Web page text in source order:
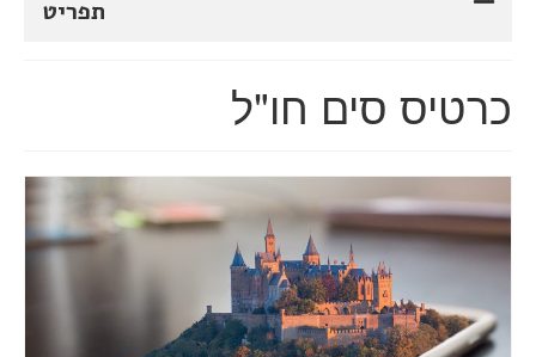
תפריט
תכנון טיול
טיפים
טיולים
תכנון טיול בהתאמה אישית
חדשות
כרטיס סים חו"ל